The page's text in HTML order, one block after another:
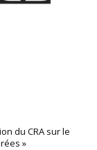
du CRA sur le
»